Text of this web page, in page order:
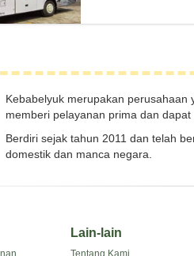
Kebabelyuk merupakan
memberi pelayanan prima dan
Berdiri sejak tahun 2011 dan telah
domestik dan manca negara.
Lain-lain